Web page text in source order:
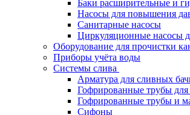
Баки расширительные и
Насосы для повышения
Санитарные насосы
Циркуляционные насосы
Оборудование для прочистки
Приборы учёта воды
Системы слива
Арматура для сливных
Гофрированные трубы для
Гофрированные трубы и
Сифоны